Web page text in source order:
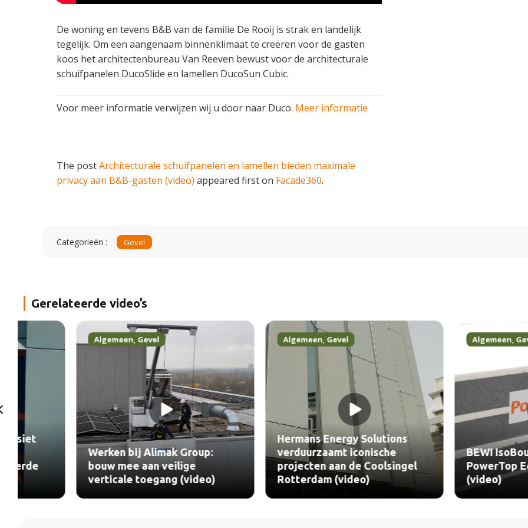
De woning en tevens B&B van de familie De Rooij is strak en landelijk
tegelijk. Om een aangenaam binnenklimaat te creëren voor de gasten
koos het architectenbureau Van Reeven bewust voor de architecturale
schuifpanelen DucoSlide en lamellen DucoSun Cubic.
Voor meer informatie verwijzen wij u door naar Duco. Meer informatie
The postArchitecturale schuifpanelen en lamellen bieden maximale
privacy aan B&B-gasten (video) appeared first on Facade360.
Categorieën : Gevel
Gerelateerde video’s
Gevel
Werken bij Alimak Group:
bouw mee aan veilige
verticale toegang (video)
Gevel
Hermans Energy Solutions
verduurzaamt iconische
projecten aan de Coolsingel
Rotterdam (video)
Gevel
BEWI IsoBouw past
PowerTop Eco30 toe
(video)